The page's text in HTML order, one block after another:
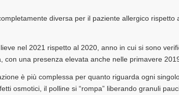
diversa per il paziente allergico rispetto
nel 2021 rispetto al 2020, anno in cui si sono
con una presenza elevata anche nelle primavere
è più complessa per quanto riguarda ogni
osmotici, il polline si “rompa” liberando granuli